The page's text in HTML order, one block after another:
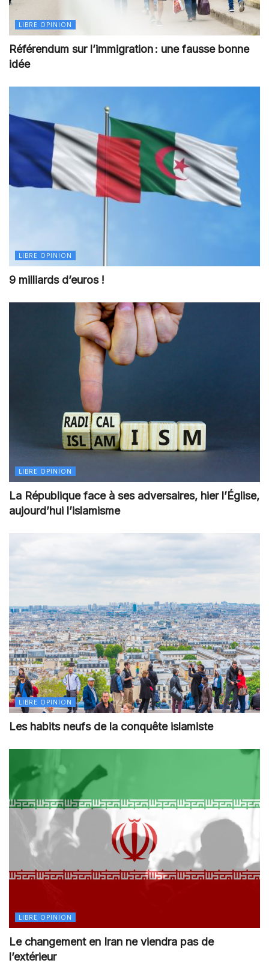
LIBRE OPINION
Référendum sur l’immigration : une fausse bonne
idée
LIBRE OPINION
9 milliards d’euros !
LIBRE OPINION
La République face à ses adversaires, hier l’Église,
aujourd’hui l’islamisme
LIBRE OPINION
Les habits neufs de la conquête islamiste
LIBRE OPINION
Le changement en Iran ne viendra pas de
l’extérieur